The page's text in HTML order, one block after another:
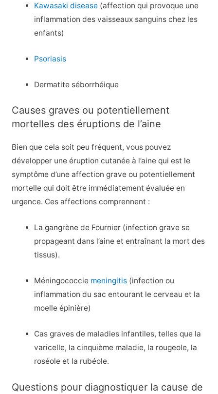
Kawasaki disease (affection qui provoque une
inflammation des vaisseaux sanguins chez les
enfants)
Psoriasis
Dermatite séborrhéique
Causes graves ou potentiellement
mortelles des éruptions de l’aine
Bien que cela soit peu fréquent, vous pouvez
développer une éruption cutanée à l’aine qui est le
symptôme d’une affection grave ou potentiellement
mortelle qui doit être immédiatement évaluée en
urgence. Ces affections comprennent :
La gangrène de Fournier (infection grave se
propageant dans l’aine et entraînant la mort des
tissus).
Méningococcie meningitis (infection ou
inflammation du sac entourant le cerveau et la
moelle épinière)
Cas graves de maladies infantiles, telles que la
varicelle, la cinquième maladie, la rougeole, la
roséole et la rubéole.
Questions pour diagnostiquer la cause de